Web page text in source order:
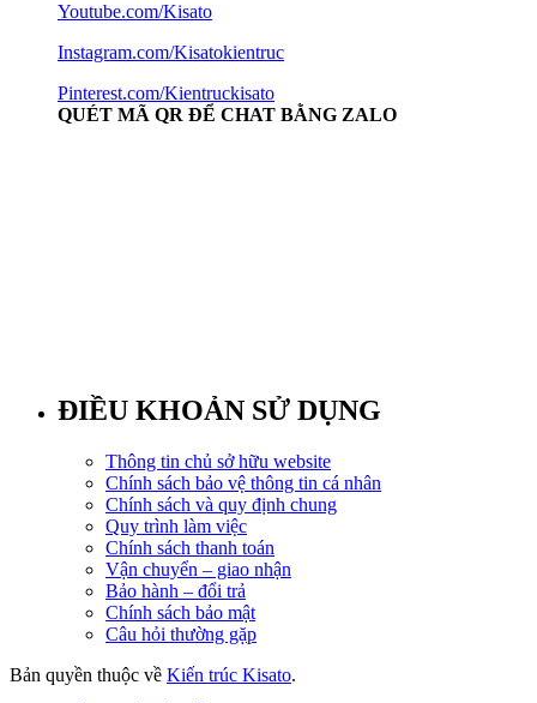
Youtube.com/Kisato
Instagram.com/Kisatokientruc
Pinterest.com/Kientruckisato
QUÉT MÃ QR ĐỂ CHAT BẰNG ZALO
ĐIỀU KHOẢN SỬ DỤNG
Thông tin chủ sở hữu website
Chính sách bảo vệ thông tin cá nhân
Chính sách và quy định chung
Quy trình làm việc
Chính sách thanh toán
Vận chuyển – giao nhận
Bảo hành – đổi trả
Chính sách bảo mật
Câu hỏi thường gặp
Bản quyền thuộc về Kiến trúc Kisato.